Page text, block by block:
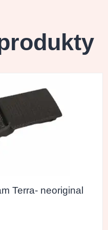
Terra- neoriginal